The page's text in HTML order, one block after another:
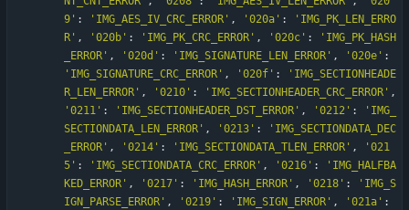
9 ' : ' IMG_AES_IV_CRC_ERROR ' , ' 020a ' : ' IMG_PK_LEN_ERRO
R ' , ' 020b ' : ' IMG_PK_CRC_ERROR ' , ' 020c ' : ' IMG_PK_HASH
_ERROR ' , ' 020d ' : ' IMG_SIGNATURE_LEN_ERROR ' , ' 020e ' :
' IMG_SIGNATURE_CRC_ERROR ' , ' 020f ' : ' IMG_SECTIONHEADE
R_LEN_ERROR ' , ' 0210 ' : ' IMG_SECTIONHEADER_CRC_ERROR ' ,
' 0211 ' : ' IMG_SECTIONHEADER_DST_ERROR ' , ' 0212 ' : ' IMG_
SECTIONDATA_LEN_ERROR ' , ' 0213 ' : ' IMG_SECTIONDATA_DEC
_ERROR ' , ' 0214 ' : ' IMG_SECTIONDATA_TLEN_ERROR ' , ' 021
5 ' : ' IMG_SECTIONDATA_CRC_ERROR ' , ' 0216 ' : ' IMG_HALFBA
KED_ERROR ' , ' 0217 ' : ' IMG_HASH_ERROR ' , ' 0218 ' : ' IMG_S
IGN_PARSE_ERROR ' , ' 0219 ' : ' IMG_SIGN_ERROR ' , ' 021a ' :